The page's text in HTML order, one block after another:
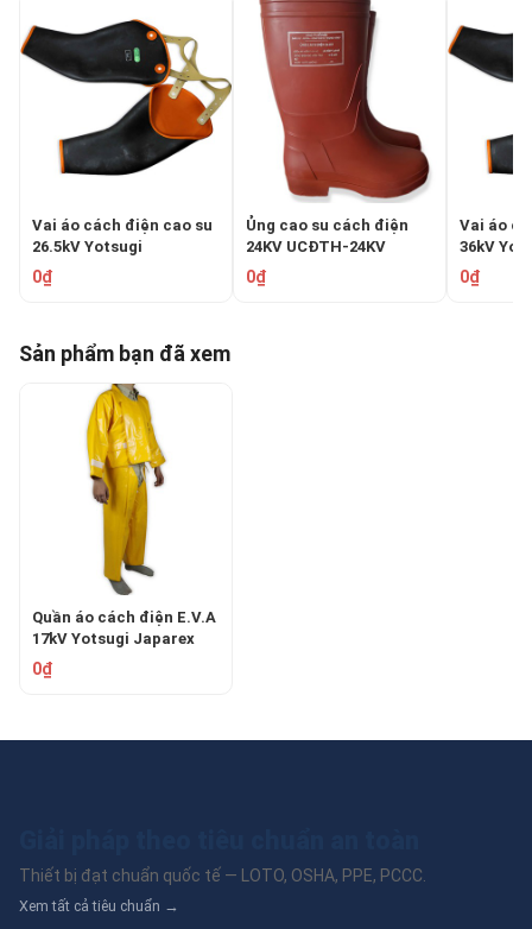
Vai áo cách điện cao su
26.5kV Yotsugi
GLOVAREX YS-138-23
0₫
Ủng cao su cách điện
24KV UCĐTH-24KV
0₫
Vai áo
36kV
YS-138-
0₫
Sản phẩm bạn đã xem
Quần áo cách điện E.V.A
17kV Yotsugi Japarex
0₫
Thiết bị đạt chuẩn quốc tế — LOTO, OSHA, PPE, PCCC.
Xem tất cả tiêu chuẩn →